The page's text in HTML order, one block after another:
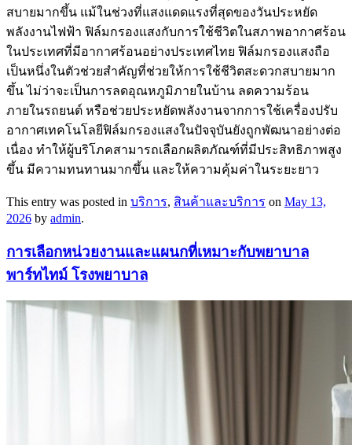
สบายมากขึ้น แม้ในช่วงที่แสงแดดแรงที่สุดของวันประหยัด
พลังงานไฟฟ้า ฟิล์มกรองแสงกับการใช้ชีวิตในสภาพอากาศร้อน
ในประเทศที่มีอากาศร้อนอย่างประเทศไทย ฟิล์มกรองแสงถือ
เป็นหนึ่งในตัวช่วยสำคัญที่ช่วยให้การใช้ชีวิตสะดวกสบายมาก
ขึ้น ไม่ว่าจะเป็นการลดอุณหภูมิภายในบ้าน ลดความร้อน
ภายในรถยนต์ หรือช่วยประหยัดพลังงานจากการใช้เครื่องปรับ
อากาศเทคโนโลยีฟิล์มกรองแสงในปัจจุบันยังถูกพัฒนาอย่างต่อ
เนื่อง ทำให้ผู้บริโภคสามารถเลือกผลิตภัณฑ์ที่มีประสิทธิภาพสูง
ขึ้น มีความทนทานมากขึ้น และให้ความคุ้มค่าในระยะยาว
This entry was posted in บริการ, สินค้าและบริการ on May 13,
2026 by admin.
การเลือกหน่วยงานและแผนกที่เหมาะกับพยาบาล
พาร์ทไทม์ โรงพยาบาล